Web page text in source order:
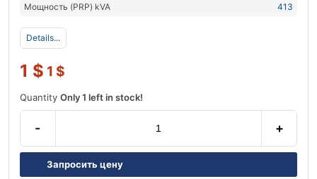
Мощность (PRP) kVA
413
Details...
1 $ 1 $
Quantity Only 1 left in stock!
- +
Запросить цену